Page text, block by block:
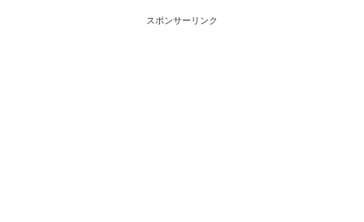
スポンサーリンク